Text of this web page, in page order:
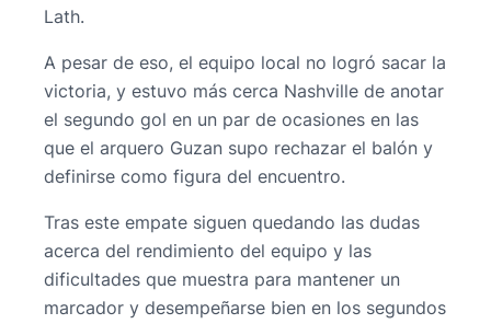
Lath.
A pesar de eso, el equipo local no logró sacar la
victoria, y estuvo más cerca Nashville de anotar
el segundo gol en un par de ocasiones en las
que el arquero Guzan supo rechazar el balón y
definirse como figura del encuentro.
Tras este empate siguen quedando las dudas
acerca del rendimiento del equipo y las
dificultades que muestra para mantener un
marcador y desempeñarse bien en los segundos